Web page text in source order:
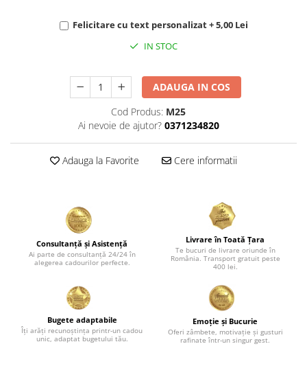
Felicitare cu text personalizat + 5,00 Lei
IN STOC
ADAUGA IN COS
Cod Produs: M25
Ai nevoie de ajutor? 0371234820
Adauga la Favorite Cere informatii
Consultanță și Asistență
Ai parte de consultanță 24/24 în
alegerea cadourilor perfecte.
Livrare în Toată Țara
Te bucuri de livrare oriunde în
România. Transport gratuit peste
400 lei.
Bugete adaptabile
Îți arăți recunoștința printr-un cadou
unic, adaptat bugetului tău.
Emoție și Bucurie
Oferi zâmbete, motivație și gusturi
rafinate într-un singur gest.